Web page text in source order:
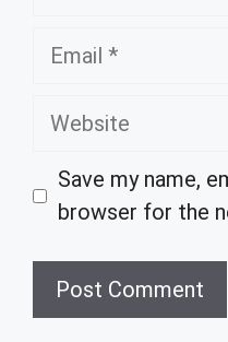
Email
Website
Save my name,
browser for the